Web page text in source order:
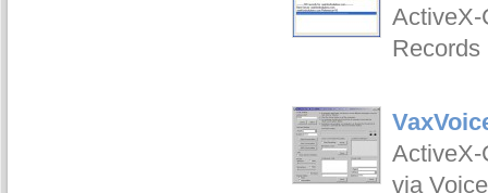
ActiveX-
Records
ActiveX-
via